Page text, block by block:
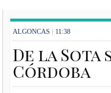
ALGONCAS | 11:38
De la Sota
Córdoba